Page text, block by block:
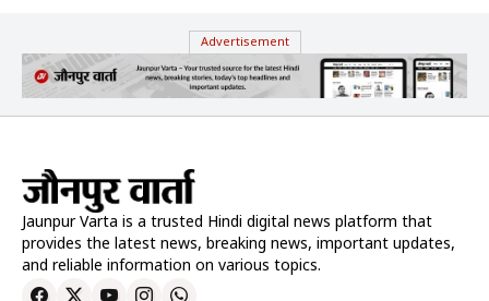
Advertisement
Jaunpur Varta is a trusted Hindi digital news platform that
provides the latest news, breaking news, important updates,
and reliable information on various topics.